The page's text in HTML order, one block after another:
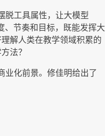
脱工具属性，让大模型
节奏和目标，既能发挥大
解人类在教学领域积累的
法？
业化前景。修佳明给出了